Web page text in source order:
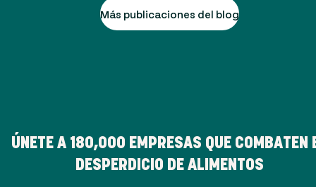
Más publicaciones del blog
ÚNETE A 180,000 EMPRESAS QUE COMBATEN
DESPERDICIO DE ALIMENTOS